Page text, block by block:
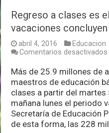
Regreso a clases es
vacaciones
abril 4, 2016
Educacion
Comentarios desactivados
Más de 25.9 millones de
maestros de educación
clases a partir del martes
mañana lunes el periodo
Secretaría de Educación
de esta forma, las 228